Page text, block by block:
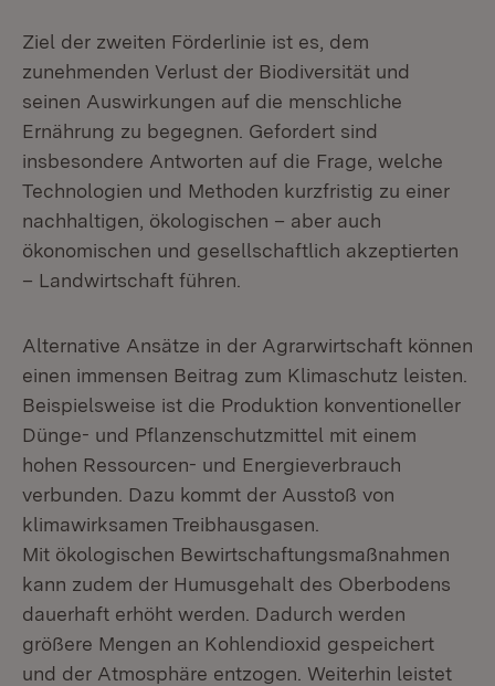
Ziel der zweiten Förderlinie ist es, dem
zunehmenden Verlust der Biodiversität und
seinen Auswirkungen auf die menschliche
Ernährung zu begegnen. Gefordert sind
insbesondere Antworten auf die Frage, welche
Technologien und Methoden kurzfristig zu einer
nachhaltigen, ökologischen – aber auch
ökonomischen und gesellschaftlich akzeptierten
– Landwirtschaft führen.
Alternative Ansätze in der Agrarwirtschaft können
einen immensen Beitrag zum ⁠Klimaschutz leisten⁠.
Beispielsweise ist die Produktion konventioneller
Dünge- und Pflanzenschutzmittel mit einem
hohen Ressourcen- und Energieverbrauch
verbunden. Dazu kommt der Ausstoß von
klimawirksamen Treibhausgasen.
Mit ökologischen Bewirtschaftungsmaßnahmen
kann zudem der Humusgehalt des Oberbodens
dauerhaft erhöht werden. Dadurch werden
größere Mengen an Kohlendioxid gespeichert
und der Atmosphäre entzogen. Weiterhin leistet